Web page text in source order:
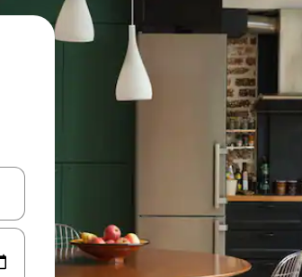
las teclas de flecha hacia arriba y hacia abajo